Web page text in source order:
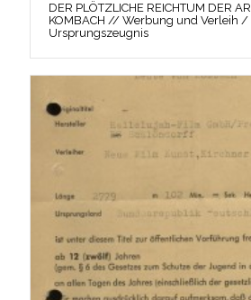
DER PLÖTZLICHE REICHTUM DER
KOMBACH // Werbung und Verleih /
Ursprungszeugnis